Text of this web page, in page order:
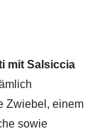
mit Salsiccia
Zwiebel, einem
sowie